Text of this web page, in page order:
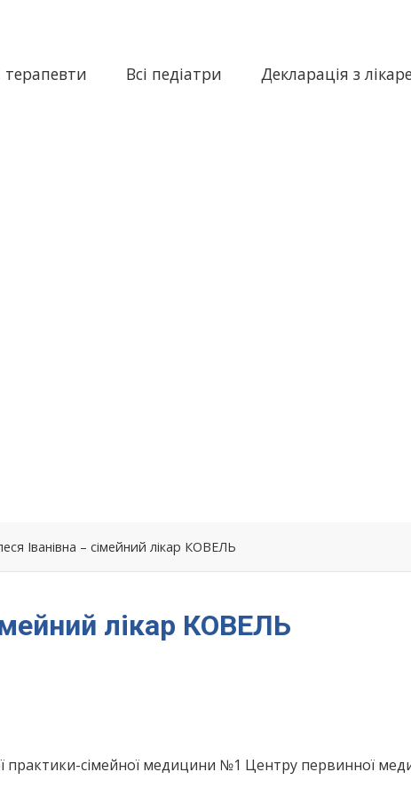
терапевти Всі педіатри Декларація з
Іванівна – сімейний лікар КОВЕЛЬ
лікар КОВЕЛЬ
практики-сімейної медицини №1 Центру первинної